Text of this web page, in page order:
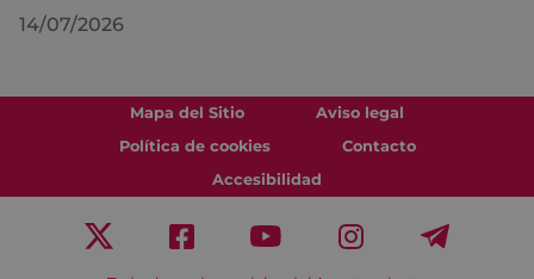
14/07/2026
Mapa del Sitio
Aviso legal
Política de cookies
Contacto
Accesibilidad